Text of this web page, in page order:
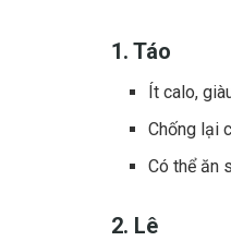
1. Táo
Ít calo,
Chống lại
Có thể ăn
2. Lê